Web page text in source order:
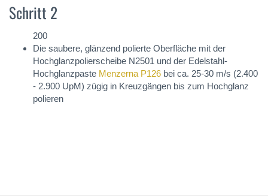
Schritt 2
200
Die saubere, glänzend polierte Oberfläche mit der
Hochglanzpolierscheibe N2501 und der Edelstahl-
Hochglanzpaste Menzerna P126 bei ca. 25-30 m/s (2.400
- 2.900 UpM) zügig in Kreuzgängen bis zum Hochglanz
polieren